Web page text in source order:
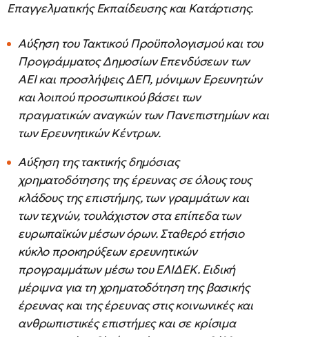
Επαγγελματικής Εκπαίδευσης και Κατάρτισης.
Αύξηση του Τακτικού Προϋπολογισμού και του
Προγράμματος Δημοσίων Επενδύσεων των
ΑΕΙ και προσλήψεις ΔΕΠ, μόνιμων Ερευνητών
και λοιπού προσωπικού βάσει των
πραγματικών αναγκών των Πανεπιστημίων και
των Ερευνητικών Κέντρων.
Αύξηση της τακτικής δημόσιας
χρηματοδότησης της έρευνας σε όλους τους
κλάδους της επιστήμης, των γραμμάτων και
των τεχνών, τουλάχιστον στα επίπεδα των
ευρωπαϊκών μέσων όρων. Σταθερό ετήσιο
κύκλο προκηρύξεων ερευνητικών
προγραμμάτων μέσω του ΕΛΙΔΕΚ. Ειδική
μέριμνα για τη χρηματοδότηση της βασικής
έρευνας και της έρευνας στις κοινωνικές και
ανθρωπιστικές επιστήμες και σε κρίσιμα